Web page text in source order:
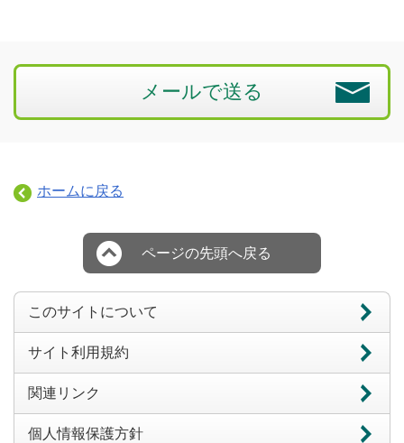
メールで送る
ホームに戻る
ページの先頭へ戻る
このサイトについて
サイト利用規約
関連リンク
個人情報保護方針